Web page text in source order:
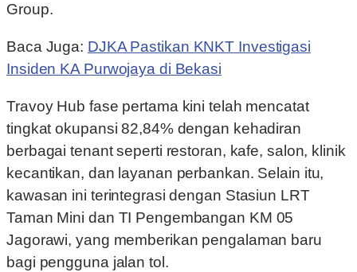
Group.
Baca Juga: DJKA Pastikan KNKT Investigasi
Insiden KA Purwojaya di Bekasi
Travoy Hub fase pertama kini telah mencatat
tingkat okupansi 82,84% dengan kehadiran
berbagai tenant seperti restoran, kafe, salon, klinik
kecantikan, dan layanan perbankan. Selain itu,
kawasan ini terintegrasi dengan Stasiun LRT
Taman Mini dan TI Pengembangan KM 05
Jagorawi, yang memberikan pengalaman baru
bagi pengguna jalan tol.